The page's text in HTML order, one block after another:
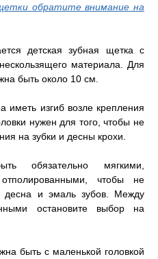
обратите внимание на
детская зубная щетка с
материала. Для
быть около 10 см.
изгиб возле крепления
нужен для того, чтобы не
на зубки и десны крохи.
обязательно мягкими,
чтобы не
десна и эмаль зубов. Между
остановите выбор на
быть с маленькой головкой